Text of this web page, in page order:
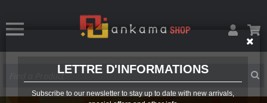
LETTRE D'INFORMATIONS
Subscribe to our newsletter to stay up to date with new arrivals,